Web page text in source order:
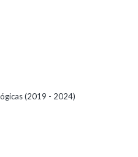
(2019 - 2024)